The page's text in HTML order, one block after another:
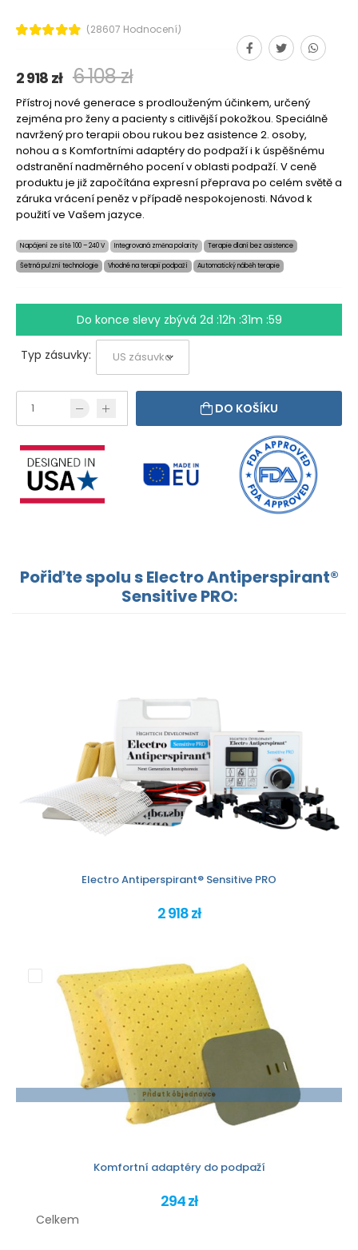
(28607 Hodnocení)
2 918 zł 6 108 zł
Přístroj nové generace s prodlouženým účinkem, určený
zejména pro ženy a pacienty s citlivější pokožkou. Speciálně
navržený pro terapii obou rukou bez asistence 2. osoby,
nohou a s Komfortními adaptéry do podpaží i k úspěšnému
odstranění nadměrného pocení v oblasti podpaží. V ceně
produktu je již započítána expresní přeprava po celém světě a
záruka vrácení peněz v případě nespokojenosti. Návod k
použití ve Vašem jazyce.
Napájení ze sítě 100 – 240 V Integrovaná změna polarity Terapie dlaní bez asistence
Šetrná pulzní technologie Vhodné na terapii podpaží Automatický náběh terapie
Do konce slevy zbývá 2d :12h :31m :58
Typ zásuvky:
DO KOŠÍKU
Pořiďte spolu s Electro Antiperspirant®
Sensitive PRO:
Electro Antiperspirant® Sensitive PRO
2 918 zł
Přidat k objednávce
Komfortní adaptéry do podpaží
294 zł
Celkem